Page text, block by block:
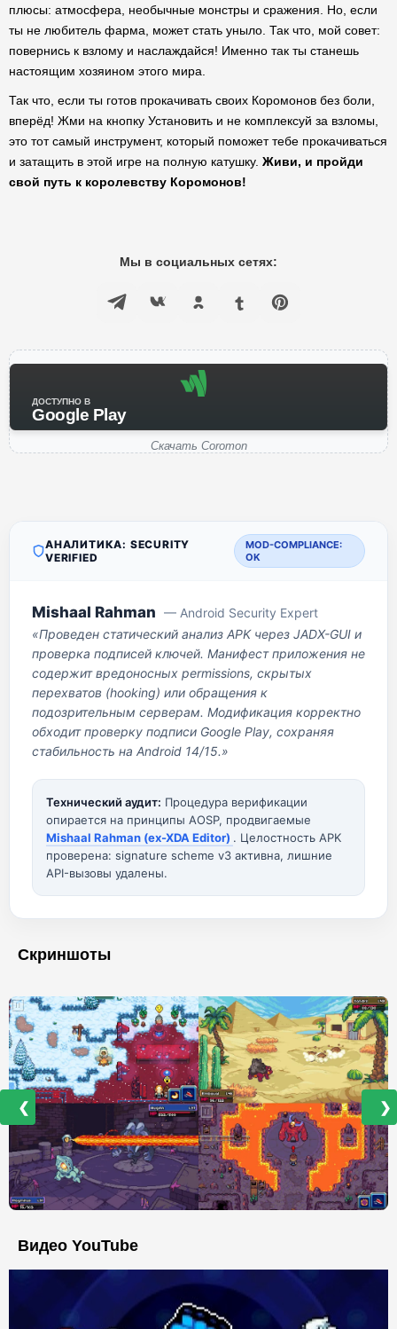
плюсы: атмосфера, необычные монстры и сражения. Но, если
ты не любитель фарма, может стать уныло. Так что, мой совет:
повернись к взлому и наслаждайся! Именно так ты станешь
настоящим хозяином этого мира.
Так что, если ты готов прокачивать своих Коромонов без боли,
вперёд! Жми на кнопку Установить и не комплексуй за взломы,
это тот самый инструмент, который поможет тебе прокачиваться
и затащить в этой игре на полную катушку. Живи, и пройди
свой путь к королевству Коромонов!
Мы в социальных сетях:
ДОСТУПНО В
Google Play
Скачать Coromon
АНАЛИТИКА: SECURITY
VERIFIED
MOD-COMPLIANCE:
OK
Mishaal Rahman — Android Security Expert
«Проведен статический анализ APK через JADX-GUI и
проверка подписей ключей. Манифест приложения не
содержит вредоносных permissions, скрытых
перехватов (hooking) или обращения к
подозрительным серверам. Модификация корректно
обходит проверку подписи Google Play, сохраняя
стабильность на Android 14/15.»
Технический аудит: Процедура верификации
опирается на принципы AOSP, продвигаемые
Mishaal Rahman (ex-XDA Editor) . Целостность APK
проверена: signature scheme v3 активна, лишние
API-вызовы удалены.
Скриншоты
❮ ❯
Видео YouTube